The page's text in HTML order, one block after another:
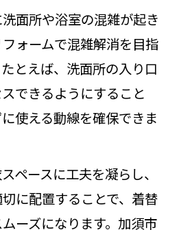
面所や浴室の混雑が起き
ォームで混雑解消を目指
とえば、洗面所の入り口
できるようにすること
使える動線を確保できま
ペースに工夫を凝らし、
に配置することで、着替
ーズになります。加須市